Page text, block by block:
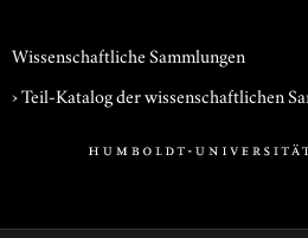
Wissenschaftliche Sammlungen
› Teil-Katalog der wissenschaftlichen